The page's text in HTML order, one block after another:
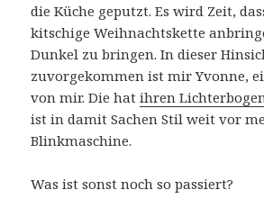
die Küche geputzt. Es wird Zeit,
kitschige Weihnachtskette
Dunkel zu bringen. In dieser
zuvorgekommen ist mir Yvonne,
von mir. Die hatihren
ist in damit Sachen Stil weit vor
Blinkmaschine.
Was ist sonst noch so passiert?